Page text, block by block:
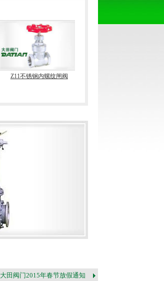
Z11不锈钢内螺纹闸阀
大田阀门2015年春节放假通知